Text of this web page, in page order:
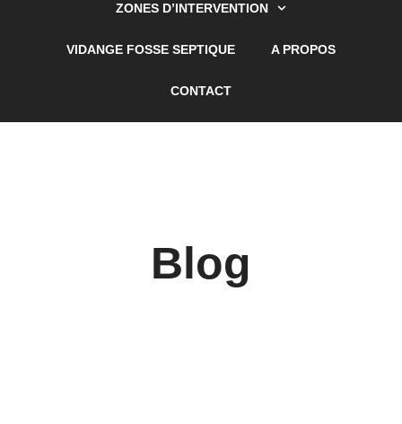
ZONES D’INTERVENTION
VIDANGE FOSSE SEPTIQUE A PROPOS
CONTACT
Blog